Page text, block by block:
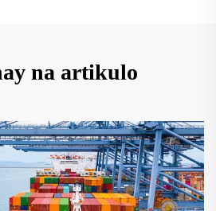
na artikulo